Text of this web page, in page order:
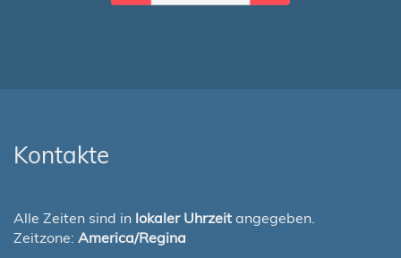
Kontakte
Alle Zeiten sind in lokaler Uhrzeit angegeben.
Zeitzone: America/Regina